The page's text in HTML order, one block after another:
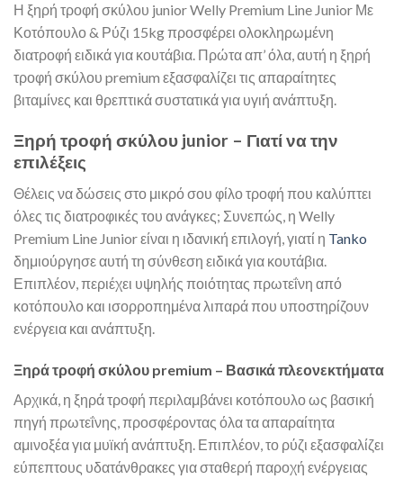
Η ξηρή τροφή σκύλου junior Welly Premium Line Junior Με
Κοτόπουλο & Ρύζι 15kg προσφέρει ολοκληρωμένη
διατροφή ειδικά για κουτάβια. Πρώτα απ’ όλα, αυτή η ξηρή
τροφή σκύλου premium εξασφαλίζει τις απαραίτητες
βιταμίνες και θρεπτικά συστατικά για υγιή ανάπτυξη.
Ξηρή τροφή σκύλου junior – Γιατί να την
επιλέξεις
Θέλεις να δώσεις στο μικρό σου φίλο τροφή που καλύπτει
όλες τις διατροφικές του ανάγκες; Συνεπώς, η Welly
Premium Line Junior είναι η ιδανική επιλογή, γιατί η Tanko
δημιούργησε αυτή τη σύνθεση ειδικά για κουτάβια.
Επιπλέον, περιέχει υψηλής ποιότητας πρωτεΐνη από
κοτόπουλο και ισορροπημένα λιπαρά που υποστηρίζουν
ενέργεια και ανάπτυξη.
Ξηρά τροφή σκύλου premium – Βασικά πλεονεκτήματα
Αρχικά, η ξηρά τροφή περιλαμβάνει κοτόπουλο ως βασική
πηγή πρωτεΐνης, προσφέροντας όλα τα απαραίτητα
αμινοξέα για μυϊκή ανάπτυξη. Επιπλέον, το ρύζι εξασφαλίζει
εύπεπτους υδατάνθρακες για σταθερή παροχή ενέργειας